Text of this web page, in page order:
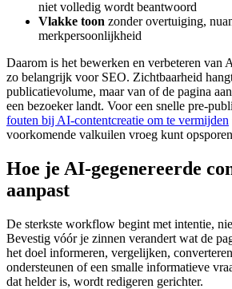
niet volledig wordt beantwoord
Vlakke toon zonder overtuiging,
merkpersoonlijkheid
Daarom is het bewerken en verbeteren van
zo belangrijk voor SEO. Zichtbaarheid
publicatievolume, maar van of de pagina
een bezoeker landt. Voor een snelle pre-
fouten bij AI-contentcreatie om te vermijden
voorkomende valkuilen vroeg kunt
Hoe je AI-gegenereerde
aanpast
De sterkste workflow begint met intentie,
Bevestig vóór je zinnen verandert wat de
het doel informeren, vergelijken,
ondersteunen of een smalle informatieve
dat helder is, wordt redigeren gerichter.